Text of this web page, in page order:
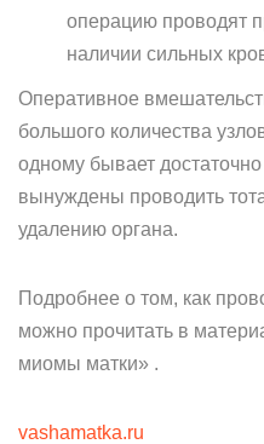
операцию проводят
наличии сильных
Оперативное
большого количества
одному бывает
вынуждены проводить
удалению органа.
Подробнее о том, как
можно прочитать в
миомы матки» .
vashamatka.ru